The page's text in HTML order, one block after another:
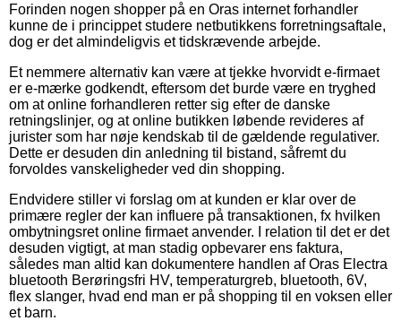
Forinden nogen shopper på en Oras internet forhandler
kunne de i princippet studere netbutikkens forretningsaftale,
dog er det almindeligvis et tidskrævende arbejde.
Et nemmere alternativ kan være at tjekke hvorvidt e-firmaet
er e-mærke godkendt, eftersom det burde være en tryghed
om at online forhandleren retter sig efter de danske
retningslinjer, og at online butikken løbende revideres af
jurister som har nøje kendskab til de gældende regulativer.
Dette er desuden din anledning til bistand, såfremt du
forvoldes vanskeligheder ved din shopping.
Endvidere stiller vi forslag om at kunden er klar over de
primære regler der kan influere på transaktionen, fx hvilken
ombytningsret online firmaet anvender. I relation til det er det
desuden vigtigt, at man stadig opbevarer ens faktura,
således man altid kan dokumentere handlen af Oras Electra
bluetooth Berøringsfri HV, temperaturgreb, bluetooth, 6V,
flex slanger, hvad end man er på shopping til en voksen eller
et barn.